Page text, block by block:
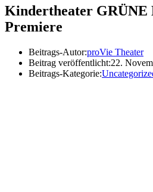
Kindertheater GRÜNE
Premiere
Beitrags-Autor:proVie Theater
Beitrag veröffentlicht:22.
Beitrags-Kategorie: